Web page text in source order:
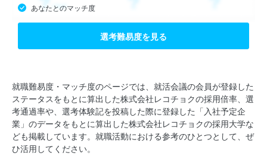
『レコチョク』『dミュージック』など個人向け音楽配信サービ
スをはじめ、PioneerやUSENなど企業との協業による法人向け
【音楽体験サービス】
タワーレコード、NTTドコモ、レコチョクの3社が展開する
「Eggsプロジェクト」。そこに属するアーティストとリスナー
をつなぐ新しい無料音楽配信プラットフォーム『Eggs』の運営
あなたとのマッチ度
選考難易度を見る
就職難易度・マッチ度のページでは、就活会議の会員が登録した
ステータスをもとに算出した株式会社レコチョクの採用倍率、選
考通過率や、選考体験記を投稿した際に登録した「入社予定企
業」のデータをもとに算出した株式会社レコチョクの採用大学な
ども掲載しています。就職活動における参考のひとつとして、ぜ
ひ活用してください。